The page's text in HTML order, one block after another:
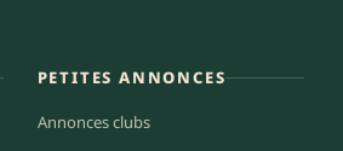
PETITES ANNONCES
Annonces clubs